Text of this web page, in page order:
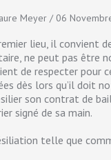
Meyer / 06
lieu, il convient
ne peut pas être
de respecter pour
dès lors qu’il doit
son contrat de
signé de sa main.
telle que